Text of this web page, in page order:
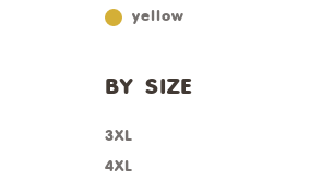
yellow
BY SIZE
3XL
4XL